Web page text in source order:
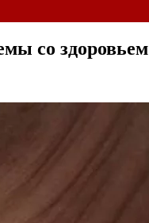
со здоровьем